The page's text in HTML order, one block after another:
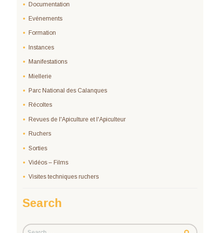
Documentation
Evénements
Formation
Instances
Manifestations
Miellerie
Parc National des Calanques
Récoltes
Revues de l'Apiculture et l'Apiculteur
Ruchers
Sorties
Vidéos – Films
Visites techniques ruchers
Search